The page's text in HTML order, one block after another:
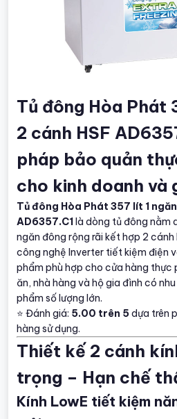
Tủ đông Hòa Phát
2 cánh HSF
pháp bảo quản
cho kinh doanh và
Tủ đông Hòa Phát 357 lít 1
AD6357.C1là dòng tủ đông nằm
ngăn đông rộng rãi kết hợp 2
công nghệ Inverter tiết kiệm điện
phẩm phù hợp cho cửa hàng thực
ăn, nhà hàng và hộ gia đình có
phẩm số lượng lớn.
⭐ Đánh giá: 5.00 trên 5 dựa trên
hàng sử dụng.
Thiết kế 2 cánh
trọng – Hạn chế
Kính LowE tiết kiệm